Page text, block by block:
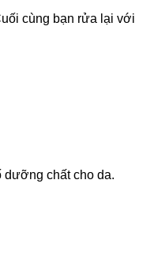
cùng bạn rửa lại với
dưỡng chất cho da.